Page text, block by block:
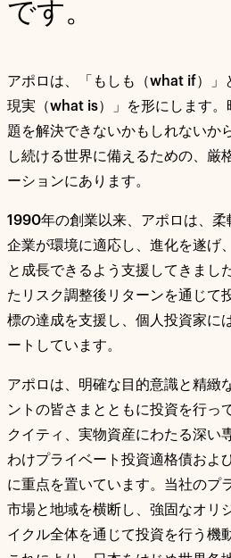
です。
アポロは、「もしも（what if）」
現実（what is）」を形にします
題を解決できないかもしれないか
し続ける世界に備えるための、厳
ーションにあります。
1990年の創業以来、アポロは、柔
企業が環境に適応し、進化を遂げ
と成長できるよう支援してきまし
たリスク調整後リターンを通じて
標の達成を支援し、個人投資家に
ートしています。
アポロは、明確な目的意識と精緻
ントの皆さまとともに投資を行っ
クイティ、実物資産にわたる深い
わけプライベート投資適格債およ
に重点を置いています。当社のプ
市場と地域を横断し、強固なオリ
イクル全体を通じて投資を行う機